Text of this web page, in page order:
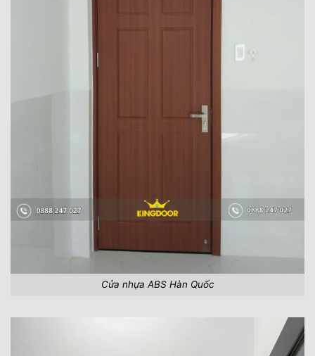
Cửa nhựa ABS Hàn Quốc